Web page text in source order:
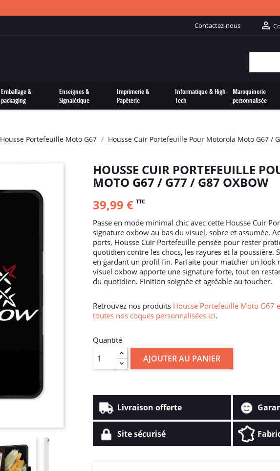
Contactez-nous 
Emballage &
packaging
Enseignes &
Signalétique
Imprimerie &
Papèterie
Informatique & High-
Tech
Maroquinerie
personnalisée
Housse Portefeuille Moto G67 Housse Cuir Portefeuille Pour Motorola Moto G67 /
HOUSSE CUIR PORTEFEUILLE
MOTO G67 / G77 / G87 OXBOW
39,99 € TTC
Passe en mode minimal chic avec cette Housse Cuir
signature oxbow au bas du visuel, sobre et assumée.
ports, Housse Cuir Portefeuille pensée pour rester
quotidien contre les chocs, les rayures et la poussière.
en gardant un profil fin. Parfaite pour matcher un look
visuel oxbow apporte une signature forte, tout en
du quotidien. Finition soignée et agréable au toucher.
Retrouvez nos produits Housse Portefeuille Moto G67
toutes nos coques personnalisées ici.
Quantité
AJOUTER AU PANIER
Livraison offerte
Site sécurisé